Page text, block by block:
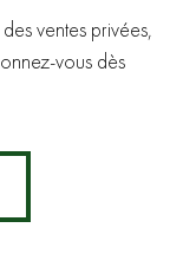
ventes privées,
vous dès